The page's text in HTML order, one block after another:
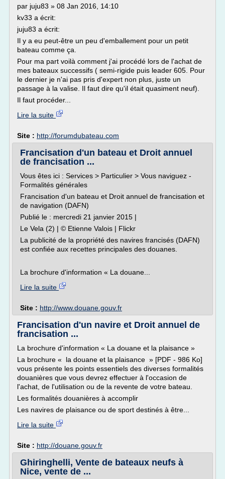
par juju83 » 08 Jan 2016, 14:10
kv33 a écrit:
juju83 a écrit:
Il y a eu peut-être un peu d'emballement pour un petit
bateau comme ça.
Pour ma part voilà comment j'ai procédé lors de l'achat de
mes bateaux successifs ( semi-rigide puis leader 605. Pour
le dernier je n'ai pas pris d'expert non plus, juste un
passage à la valise. Il faut dire qu'il était quasiment neuf).
Il faut procéder...
Lire la suite
Site : http://forumdubateau.com
Francisation d'un bateau et Droit annuel
de francisation ...
Vous êtes ici : Services > Particulier > Vous naviguez -
Formalités générales
Francisation d'un bateau et Droit annuel de francisation et
de navigation (DAFN)
Publié le : mercredi 21 janvier 2015 |
Le Vela (2) | © Etienne Valois | Flickr
La publicité de la propriété des navires francisés (DAFN)
est confiée aux recettes principales des douanes.
La brochure d'information « La douane...
Lire la suite
Site : http://www.douane.gouv.fr
Francisation d'un navire et Droit annuel de
francisation ...
La brochure d'information « La douane et la plaisance »
La brochure « la douane et la plaisance » [PDF - 986 Ko]
vous présente les points essentiels des diverses formalités
douanières que vous devrez effectuer à l'occasion de
l'achat, de l'utilisation ou de la revente de votre bateau.
Les formalités douanières à accomplir
Les navires de plaisance ou de sport destinés à être...
Lire la suite
Site : http://douane.gouv.fr
Ghiringhelli, Vente de bateaux neufs à
Nice, vente de ...